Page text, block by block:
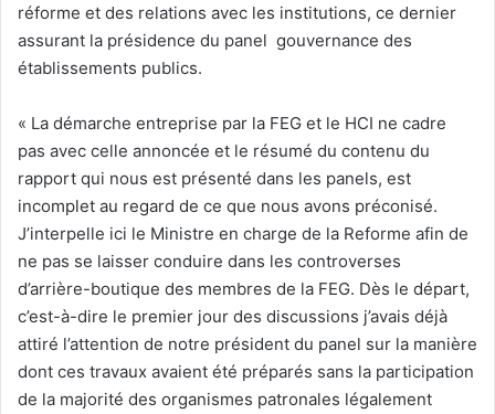
réforme et des relations avec les institutions, ce dernier
assurant la présidence du panel gouvernance des
établissements publics.
« La démarche entreprise par la FEG et le HCI ne cadre
pas avec celle annoncée et le résumé du contenu du
rapport qui nous est présenté dans les panels, est
incomplet au regard de ce que nous avons préconisé.
J’interpelle ici le Ministre en charge de la Reforme afin de
ne pas se laisser conduire dans les controverses
d’arrière-boutique des membres de la FEG. Dès le départ,
c’est-à-dire le premier jour des discussions j’avais déjà
attiré l’attention de notre président du panel sur la manière
dont ces travaux avaient été préparés sans la participation
de la majorité des organismes patronales légalement